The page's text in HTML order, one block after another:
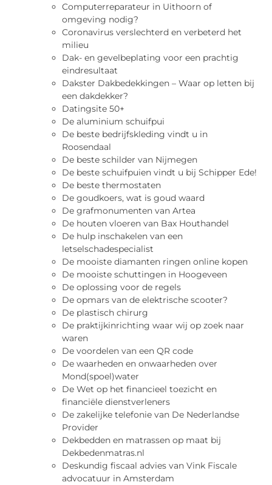
Computerreparateur in Uithoorn of
omgeving nodig?
Coronavirus verslechterd en verbeterd het
milieu
Dak- en gevelbeplating voor een prachtig
eindresultaat
Dakster Dakbedekkingen – Waar op letten bij
een dakdekker?
Datingsite 50+
De aluminium schuifpui
De beste bedrijfskleding vindt u in
Roosendaal
De beste schilder van Nijmegen
De beste schuifpuien vindt u bij Schipper Ede!
De beste thermostaten
De goudkoers, wat is goud waard
De grafmonumenten van Artea
De houten vloeren van Bax Houthandel
De hulp inschakelen van een
letselschadespecialist
De mooiste diamanten ringen online kopen
De mooiste schuttingen in Hoogeveen
De oplossing voor de regels
De opmars van de elektrische scooter?
De plastisch chirurg
De praktijkinrichting waar wij op zoek naar
waren
De voordelen van een QR code
De waarheden en onwaarheden over
Mond(spoel)water
De Wet op het financieel toezicht en
financiële dienstverleners
De zakelijke telefonie van De Nederlandse
Provider
Dekbedden en matrassen op maat bij
Dekbedenmatras.nl
Deskundig fiscaal advies van Vink Fiscale
advocatuur in Amsterdam